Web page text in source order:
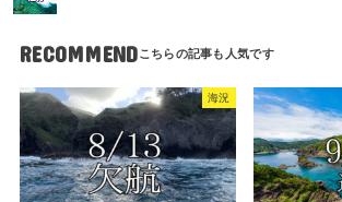
RECOMMEND
海況